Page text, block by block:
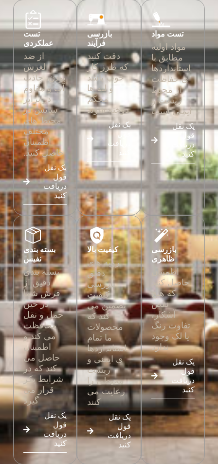
تست مواد
مواد اولیه
مطابق با
استانداردها
ی حفاظت
از محیط
زیست و
ایمنی است
یک نقل
قول
دریافت
کنید
بازرسی
فرآیند
دقت کنید
که طرز کار
خوب باشد
و لبه ها
محکم
دوخته شوند
یک نقل
قول
دریافت
کنید
تست
عملکردی
از ضد
لغزش
بودن، جاذب
آب و مقاوم
در برابر
سایش در
محیط های
مختلف
اطمینان
حاصل کنید.
یک نقل
قول
دریافت
کنید
بازرسی
ظاهری
اطمینان
حاصل کنید
که هیچ
نقص
آشکار،
تفاوت رنگ
یا لک وجود
ندارد
یک نقل
قول
دریافت
کنید
کیفیت بالا
رویه های
دقیق
بازرسی
کیفیت
تضمین می
کند که
محصولات
ما تمام
استانداردها
ی ایمنی و
زیست
محیطی را
رعایت می
کنند
یک نقل
قول
دریافت
کنید
بسته بندی
نفیس
بسته بندی
دقیق از
فرش شما
در حین
حمل و نقل
محافظت
می کند و
اطمینان
حاصل می
کند که در
شرایط بکر
قرار می
گیرد
یک نقل
قول
دریافت
کنید